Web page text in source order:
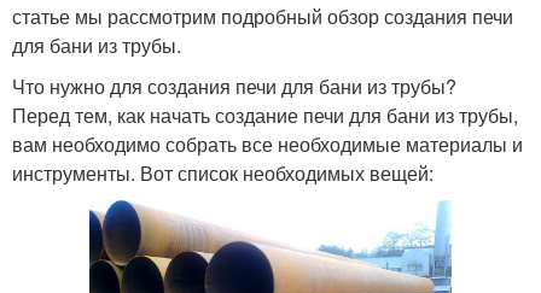
статье мы рассмотрим подробный обзор создания печи
для бани из трубы.
Что нужно для создания печи для бани из трубы?
Перед тем, как начать создание печи для бани из трубы,
вам необходимо собрать все необходимые материалы и
инструменты. Вот список необходимых вещей: